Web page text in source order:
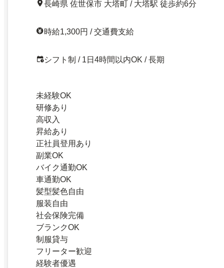
長崎県 佐世保市 大塔町 / 大塔駅 徒歩約6分
時給1,300円 / 交通費支給
シフト制 / 1日4時間以内OK / 長期
未経験OK
研修あり
高収入
昇給あり
正社員登用あり
副業OK
バイク通勤OK
車通勤OK
髪型髪色自由
服装自由
社会保険完備
ブランクOK
制服貸与
フリーター歓迎
経験者優遇